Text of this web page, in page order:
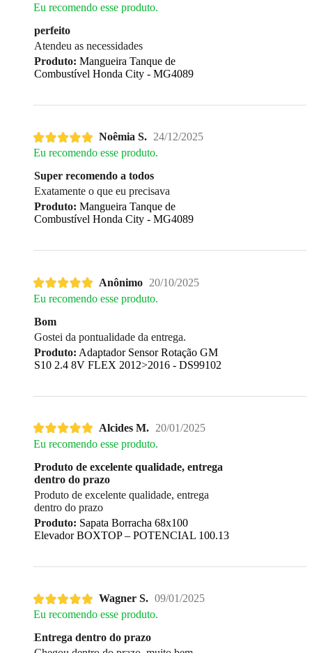
Eu recomendo esse produto.
perfeito
Atendeu as necessidades
Produto: Mangueira Tanque de
Combustível Honda City - MG4089
Noêmia S. 24/12/2025
Eu recomendo esse produto.
Super recomendo a todos
Exatamente o que eu precisava
Produto: Mangueira Tanque de
Combustível Honda City - MG4089
Anônimo 20/10/2025
Eu recomendo esse produto.
Bom
Gostei da pontualidade da entrega.
Produto: Adaptador Sensor Rotação GM
S10 2.4 8V FLEX 2012>2016 - DS99102
Alcides M. 20/01/2025
Eu recomendo esse produto.
Produto de excelente qualidade, entrega
dentro do prazo
Produto de excelente qualidade, entrega
dentro do prazo
Produto: Sapata Borracha 68x100
Elevador BOXTOP – POTENCIAL 100.13
Wagner S. 09/01/2025
Eu recomendo esse produto.
Entrega dentro do prazo